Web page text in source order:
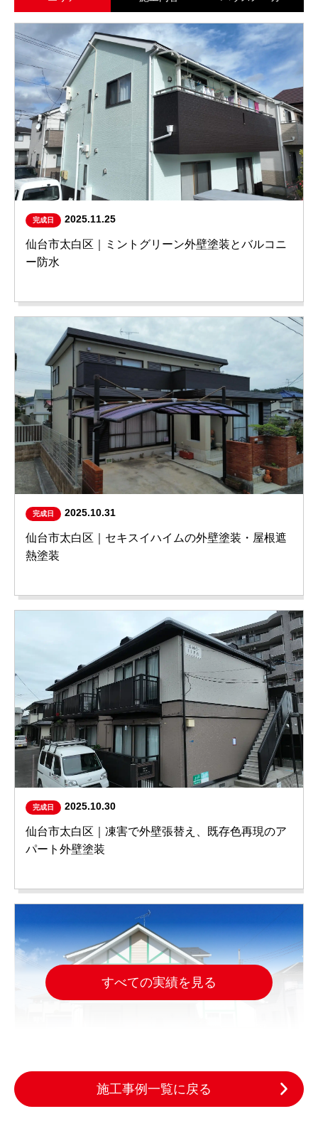
完成日 2025.11.25
仙台市太白区｜ミントグリーン外壁塗装とバルコニ
ー防水
完成日 2025.10.31
仙台市太白区｜セキスイハイムの外壁塗装・屋根遮
熱塗装
完成日 2025.10.30
仙台市太白区｜凍害で外壁張替え、既存色再現のア
パート外壁塗装
すべての実績を見る
施工事例一覧に戻る